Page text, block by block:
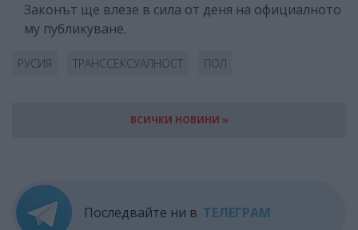
Законът ще влезе в сила от деня на официалното
му публикуване.
РУСИЯ ТРАНССЕКСУАЛНОСТ ПОЛ
ВСИЧКИ НОВИНИ »
Последвайте ни в ТЕЛЕГРАМ